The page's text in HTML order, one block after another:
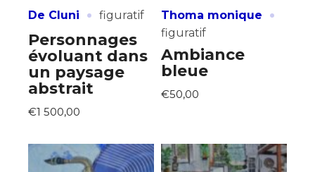
De Cluni · figuratif
Personnages
évoluant dans
un paysage
abstrait
€1 500,00
Thoma monique ·
figuratif
Ambiance
bleue
€50,00